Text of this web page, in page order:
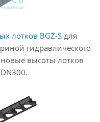
лотков BGZ-S для
гидравлического
высоты лотков